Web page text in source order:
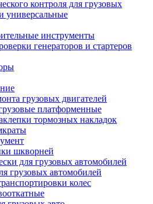
контроля для грузовых
универсальные
инструменты
генераторов и стартеров
грузовых двигателей
платформенные
тормозных накладок
шкворней
для грузовых автомобилей
грузовых автомобилей
колес